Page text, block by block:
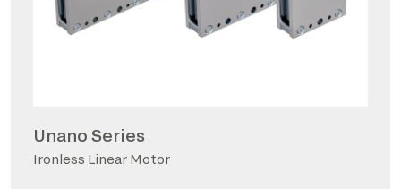
Unano Series
Ironless Linear Motor